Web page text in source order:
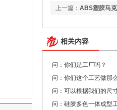
上一篇： ABS塑胶马
相关内容
问：你们是工厂吗？
问：你们这个工艺做那
问：可以根据我们的尺
问：硅胶多色一体成型